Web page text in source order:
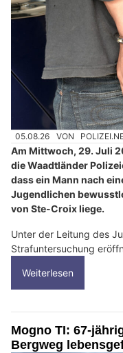
05.08.26 VON
Am Mittwoch, 29. Juli
die Waadtländer
dass ein Mann nach
Jugendlichen
von Ste-Croix liege.
Unter der Leitung des
Strafuntersuchung
Weiterlesen
Mogno TI: 67-
Bergweg